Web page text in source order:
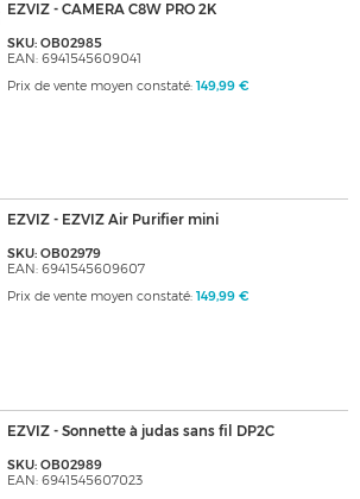
EZVIZ - CAMERA C8W PRO 2K
SKU: OB02985
EAN: 6941545609041
Prix de vente moyen constaté: 149,99 €
EZVIZ - EZVIZ Air Purifier mini
SKU: OB02979
EAN: 6941545609607
Prix de vente moyen constaté: 149,99 €
EZVIZ - Sonnette à judas sans fil DP2C
SKU: OB02989
EAN: 6941545607023